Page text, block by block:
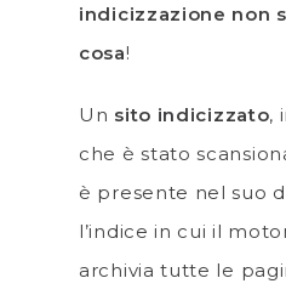
indicizzazione non
cosa!
Un sito indicizzato,
che è stato
è presente nel suo
l’indice in cui il
archivia tutte le